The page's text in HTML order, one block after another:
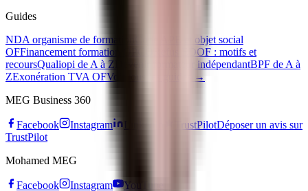
Guides
NDA organisme de formation
Code APE et objet social
OFFinancement formation OPCO
Refus EDOF : motifs et
recoursQualiopi de A à Z Devenir formateur indépendantBPF de A à
ZExonération TVA OFVoir tous les guides →
MEG Business 360
Facebook Instagram TrustPilotDéposer un avis sur
TrustPilot
Mohamed MEG
Facebook Instagram YouTube